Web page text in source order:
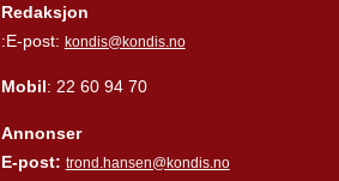
Redaksjon
:E-post: kondis@kondis.no
Mobil: 22 60 94 70
Annonser
E-post: trond.hansen@kondis.no